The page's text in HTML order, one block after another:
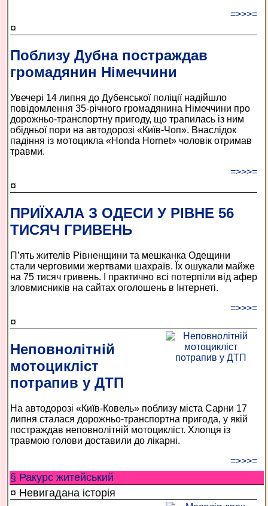
=>>>=
¤
Поблизу Дубна постраждав
громадянин Німеччини
Увечері 14 липня до Дубенської поліції надійшло
повідомлення 35-річного громадянина Німеччини про
дорожньо-транспортну пригоду, що трапилась із ним
обідньої пори на автодорозі «Київ-Чоп». Внаслідок
падіння із мотоцикла «Honda Hornet» чоловік отримав
травми.
=>>>=
¤
ПРИЇХАЛА З ОДЕСИ У РІВНЕ 56
ТИСЯЧ ГРИВЕНЬ
П’ять жителів Рівненщини та мешканка Одещини
стали черговими жертвами шахраїв. Їх ошукали майже
на 75 тисяч гривень. І практично всі потерпіли від афер
зловмисників на сайтах оголошень в Інтернеті.
=>>>=
¤
Неповнолітній
мотоцикліст
потрапив у ДТП
На автодорозі «Київ-Ковель» поблизу міста Сарни 17
липня сталася дорожньо-транспортна пригода, у якій
постраждав неповнолітній мотоцикліст. Хлопця із
травмою голови доставили до лікарні.
=>>>=
§ Ракурс житейський
¤ Невигадана історія